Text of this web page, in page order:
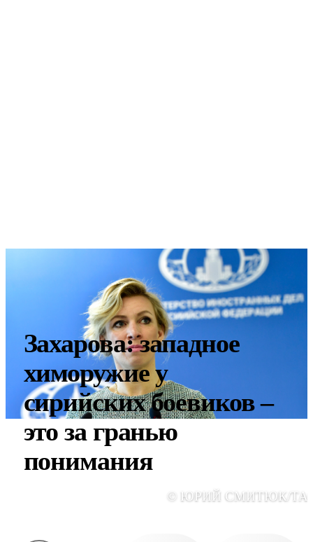
Захарова: западное
химоружие у
сирийских боевиков –
это за гранью
понимания
© ЮРИЙ СМИТЮК/